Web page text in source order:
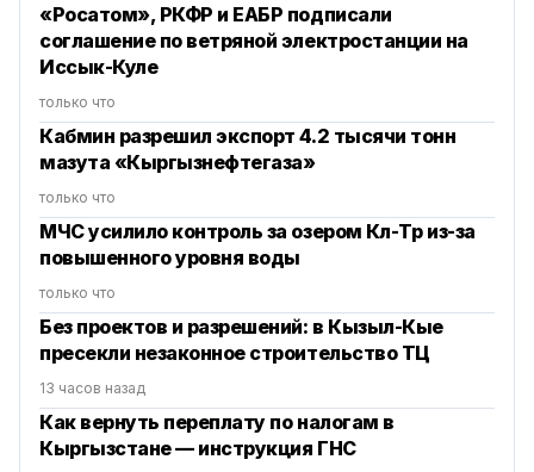
«Росатом», РКФР и ЕАБР подписали
соглашение по ветряной электростанции на
Иссык-Куле
только что
Кабмин разрешил экспорт 4.2 тысячи тонн
мазута «Кыргызнефтегаза»
только что
МЧС усилило контроль за озером Көл-Төр из-за
повышенного уровня воды
только что
Без проектов и разрешений: в Кызыл-Кые
пресекли незаконное строительство ТЦ
13 часов назад
Как вернуть переплату по налогам в
Кыргызстане — инструкция ГНС